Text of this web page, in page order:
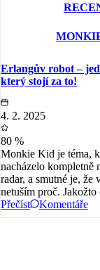
Erlangův robot –
který stojí za to!
4. 2. 2025
80 %
Monkie Kid je téma,
nacházelo kompletně
radar, a smutné je, že
netuším proč.
Přečíst
Komentáře